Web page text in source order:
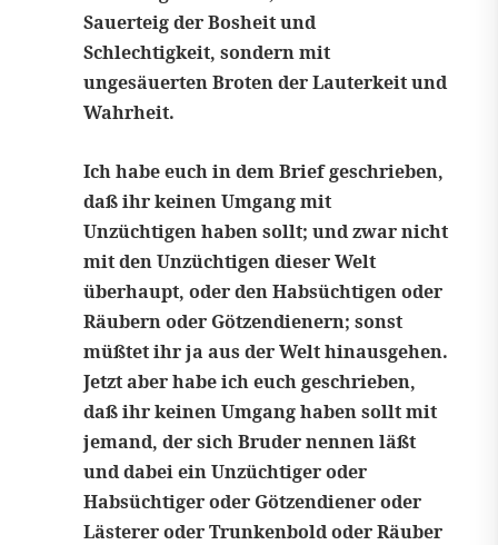
Sauerteig der Bosheit und
Schlechtigkeit, sondern mit
ungesäuerten Broten der Lauterkeit und
Wahrheit.
Ich habe euch in dem Brief geschrieben,
daß ihr keinen Umgang mit
Unzüchtigen haben sollt; und zwar nicht
mit den Unzüchtigen dieser Welt
überhaupt, oder den Habsüchtigen oder
Räubern oder Götzendienern; sonst
müßtet ihr ja aus der Welt hinausgehen.
Jetzt aber habe ich euch geschrieben,
daß ihr keinen Umgang haben sollt mit
jemand, der sich Bruder nennen läßt
und dabei ein Unzüchtiger oder
Habsüchtiger oder Götzendiener oder
Lästerer oder Trunkenbold oder Räuber